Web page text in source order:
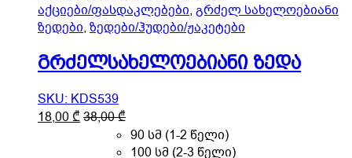
აქციები/ფასდაკლებები, გრძელ სახელოებიანი
ზედები, ზედები/ჰუდები/ჟაკეტები
გრძელსახელოებიანი ზედა
SKU: KDS539
18,00₾38,00₾This
product
has
90 სმ (1-2 წელი)
100 სმ (2-3 წელი)